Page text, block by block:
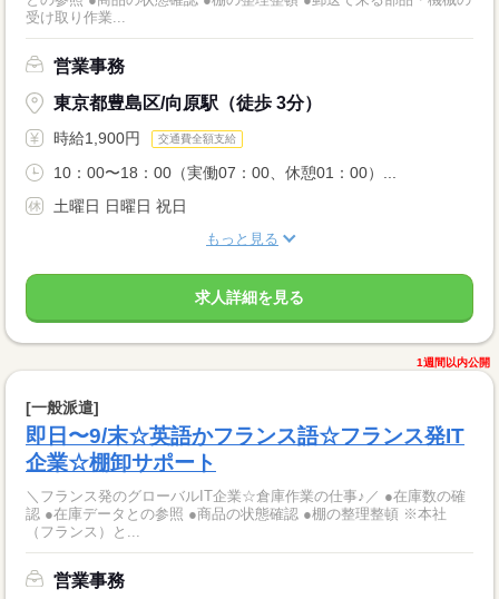
受け取り作業...
営業事務
東京都豊島区/向原駅（徒歩 3分）
時給1,900円 交通費全額支給
10：00〜18：00（実働07：00、休憩01：00）...
土曜日 日曜日 祝日
もっと見る
求人詳細を見る
1週間以内公開
[一般派遣]
即日〜9/末☆英語かフランス語☆フランス発IT
企業☆棚卸サポート
＼フランス発のグローバルIT企業☆倉庫作業の仕事♪／ ●在庫数の確
認 ●在庫データとの参照 ●商品の状態確認 ●棚の整理整頓 ※本社
（フランス）と...
営業事務